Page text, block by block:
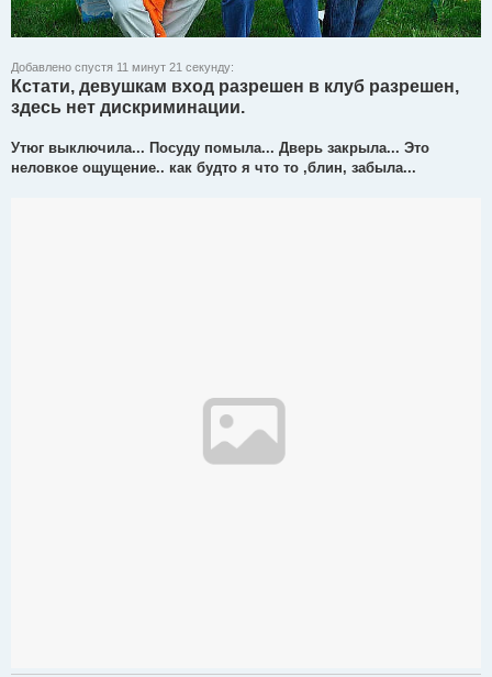
Добавлено спустя 11 минут 21 секунду:
Кстати, девушкам вход разрешен в клуб разрешен,
здесь нет дискриминации.
Утюг выключила... Посуду помыла... Дверь закрыла... Это
неловкое ощущение.. как будто я что то ,блин, забыла...